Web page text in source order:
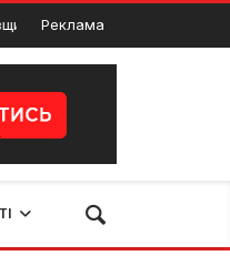
національних парків
Реклама